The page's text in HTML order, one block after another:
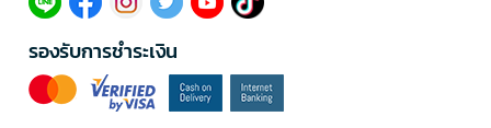
รองรับการชำระเงิน